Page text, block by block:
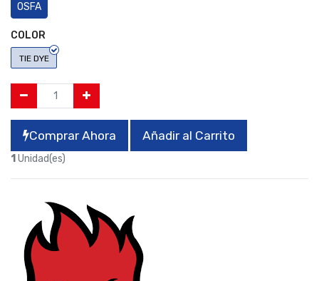
OSFA
COLOR
TIE DYE
Comprar Ahora Añadir al Carrito
1 Unidad(es)